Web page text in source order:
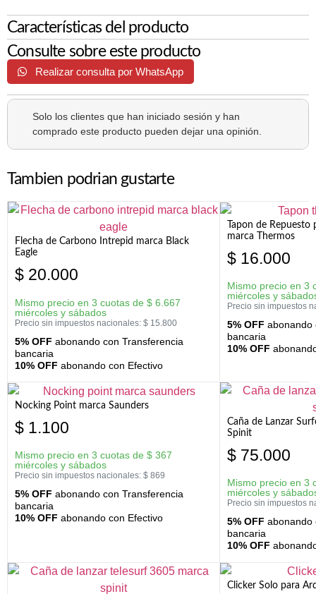
Características del producto
Consulte sobre este producto
Realizar consulta por WhatsApp
Solo los clientes que han iniciado sesión y han
comprado este producto pueden dejar una opinión.
Tambien podrian gustarte
Flecha de Carbono Intrepid marca Black
Eagle
$ 20.000
Mismo precio en 3 cuotas de $ 6.667
miércoles y sábados
Precio sin impuestos nacionales: $ 15.800
5% OFF abonando con Transferencia
bancaria
10% OFF abonando con Efectivo
Tapon de Repuesto
marca Thermos
$ 16.000
Mismo precio en 3
miércoles y
Precio sin impuestos
5% OFF abonando
bancaria
10% OFF
Nocking Point marca Saunders
$ 1.100
Mismo precio en 3 cuotas de $ 367
miércoles y sábados
Precio sin impuestos nacionales: $ 869
5% OFF abonando con Transferencia
bancaria
10% OFF abonando con Efectivo
Caña de Lanzar
Spinit
$ 75.000
Mismo precio en 3
miércoles y
Precio sin impuestos
5% OFF abonando
bancaria
10% OFF
Clicker Solo para